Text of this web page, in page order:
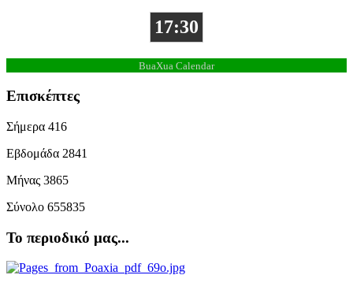
17:30
BuaXua Calendar
Επισκέπτες
Σήμερα 416
Εβδομάδα 2841
Μήνας 3865
Σύνολο 655835
Το περιοδικό μας...